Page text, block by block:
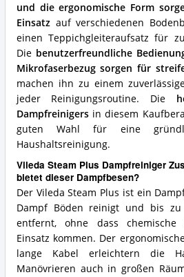
und die ergonomische Form
Einsatzauf verschiedenen
einen Teppichgleiteraufsatz für
Die benutzerfreundliche
Mikrofaserbezug sorgen für
machen ihn zu einem
jeder Reinigungsroutine. Die
Dampfreinigersin diesem
guten Wahl für eine
Haushaltsreinigung.
Vileda Steam Plus Dampfreiniger
bietet dieser Dampfbesen?
Der Vileda Steam Plus ist ein
Dampf Böden reinigt und bis
entfernt, ohne dass chemische
Einsatz kommen. Der
lange Kabel erleichtern die
Manövrieren auch in großen